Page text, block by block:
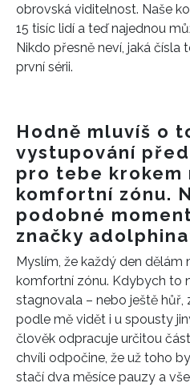
obrovská viditelnost. Naše
15 tisíc lidí a teď najednou
Nikdo přesně neví, jaká čísla
první sérii.
Hodně mluvíš o
vystupování
pro tebe krokem
komfortní zónu.
podobné
značky
Myslím, že každý den dělám
komfortní zónu. Kdybych to
stagnovala – nebo ještě hůř,
podle mě vidět i u spousty
člověk odpracuje určitou
chvíli odpočine, že už toho
stačí dva měsíce pauzy a